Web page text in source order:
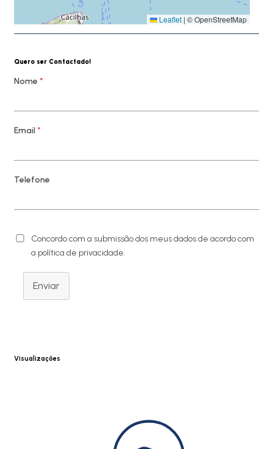
Leaflet | © OpenStreetMap
Quero ser Contactado!
Nome *
Email*
Telefone
Concordo com a submissão dos meus dados de acordo com
a política de privacidade.
Enviar
Visualizações